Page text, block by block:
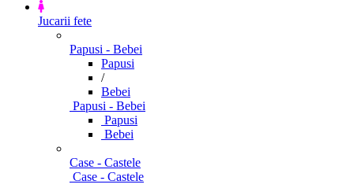
Jucarii fete
Papusi - Bebei
Papusi
/
Bebei
Papusi - Bebei
Papusi
Bebei
Case - Castele
Case - Castele